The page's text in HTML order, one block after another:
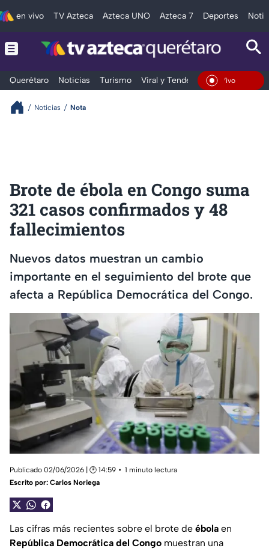
en vivo TV Azteca Azteca UNO Azteca 7 Deportes
Querétaro Noticias Turismo Viral y Tendencia Clima
En Vivo
Noticias Nota
Brote de ébola en Congo suma
321 casos confirmados y 48
fallecimientos
Nuevos datos muestran un cambio
importante en el seguimiento del brote que
afecta a República Democrática del Congo.
Publicado 02/06/2026 | 🕑 14:59
1 minuto lectura
Escrito por: Carlos Noriega
Las cifras más recientes sobre el brote de ébola en
República Democrática del Congo muestran una